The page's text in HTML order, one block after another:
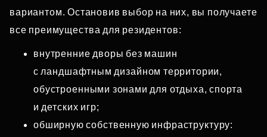
вариантом. Остановив выбор на них, вы получаете
все преимущества для резидентов:
внутренние дворы без машин
с ландшафтным дизайном территории,
обустроенными зонами для отдыха, спорта
и детских игр;
обширную собственную инфраструктуру: